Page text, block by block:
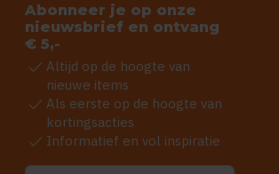
Abonneer je op onze
nieuwsbrief en ontvang
€ 5,-
check Altijd op de hoogte van
nieuwe items
check Als eerste op de hoogte van
kortingsacties
check Informatief en vol inspiratie